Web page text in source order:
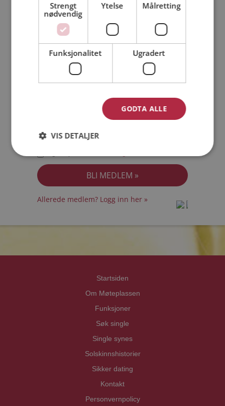
Jeg er en: Kvinne
Min alder:
Jeg akseptererMedlemsvilkårene
Allerede medlem? Logg inn her »
Startsiden
Om Møteplassen
Funksjoner
Søk single
Single synes
Solskinnshistorier
Sikker dating
Kontakt
Personvernpolicy
Strengt
nødvendig
Ytelse Målretting
Funksjonalitet Ugradert
GODTA ALLE
VIS DETALJER